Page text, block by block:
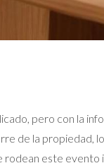
pero con la
de la propiedad,
rodean este